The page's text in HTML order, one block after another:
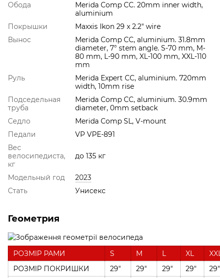
Обода
Merida Comp CC. 20mm inner width,
aluminium
Покрышки
Maxxis Ikon 29 x 2.2" wire
Вынос
Merida Comp CC, aluminium. 31.8mm
diameter, 7° stem angle. S-70 mm, M-
80 mm, L-90 mm, XL-100 mm, XXL-110
mm
Руль
Merida Expert CC, aluminium. 720mm
width, 10mm rise
Подседельная
труба
Merida Comp CC, aluminium. 30.9mm
diameter, 0mm setback
Седло
Merida Comp SL, V-mount
Педали
VP VPE-891
Вес
велосипедиста,
кг
до 135 кг
Модельный год
2023
Стать
Унисекс
Геометрия
РОЗМІР РАМИ S M L XL
РОЗМІР ПОКРИШКИ
29" 29" 29" 29" 29"